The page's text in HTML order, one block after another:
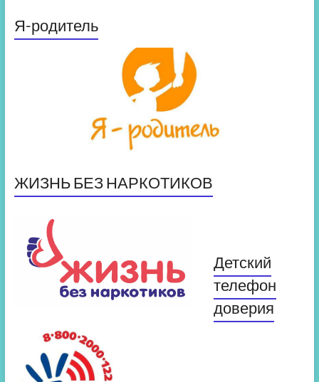
Я-родитель
ЖИЗНЬ БЕЗ НАРКОТИКОВ
Детский
телефон
доверия